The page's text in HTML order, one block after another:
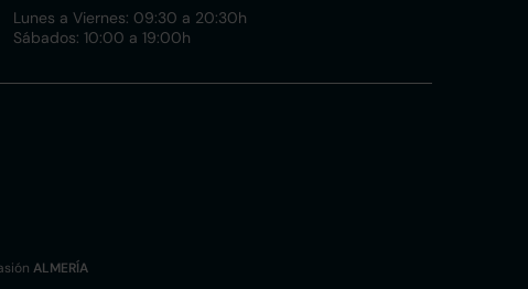
Lunes a Viernes: 09:30 a 20:30h
Sábados: 10:00 a 19:00h
ALMERÍA